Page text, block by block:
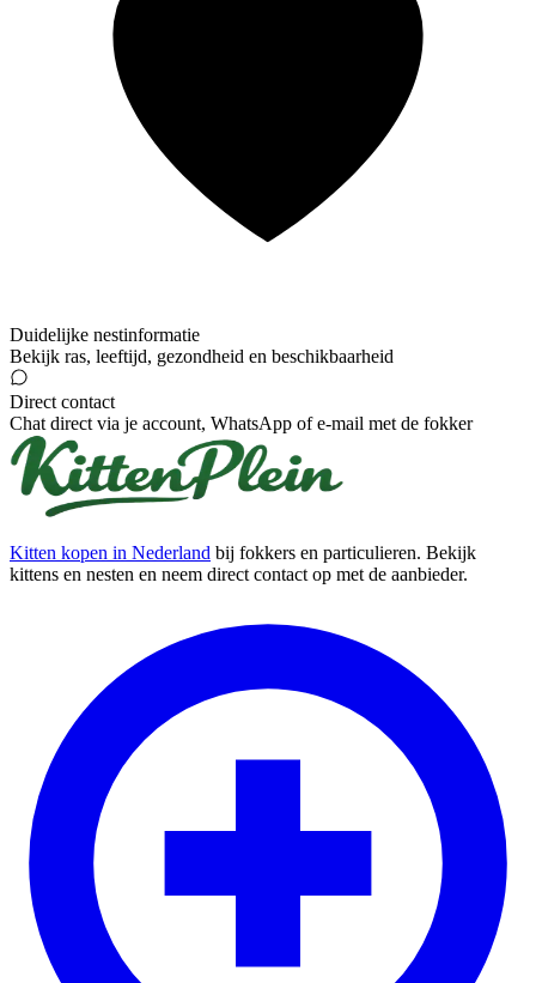
Duidelijke nestinformatie
Bekijk ras, leeftijd, gezondheid en beschikbaarheid
Direct contact
Chat direct via je account, WhatsApp of e-mail met de fokker
Kitten kopen in Nederland bij fokkers en particulieren. Bekijk
kittens en nesten en neem direct contact op met de aanbieder.